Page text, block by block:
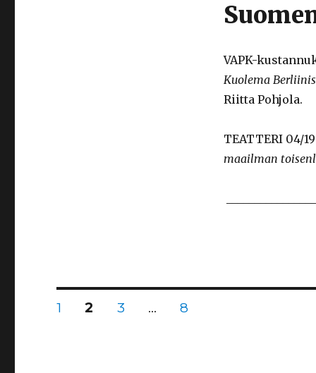
VAPK-
Kuolema
Riitta Pohjola.
TEATTERI 04/
maailman
Artikkelien
SIVU
1 SIVU
2 SIVU
3 … SIVU
8